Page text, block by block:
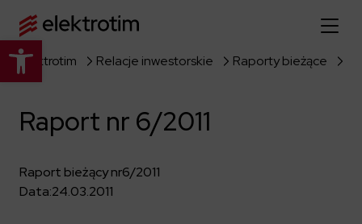
Otwórz pasek narzędzi
Strona główna
O nas
O firmie
Oferta
Elektrotim Relacje inwestorskie Raporty bieżące
Raport nr 6/2011
Raport bieżący nr6/2011
Data:24.03.2011